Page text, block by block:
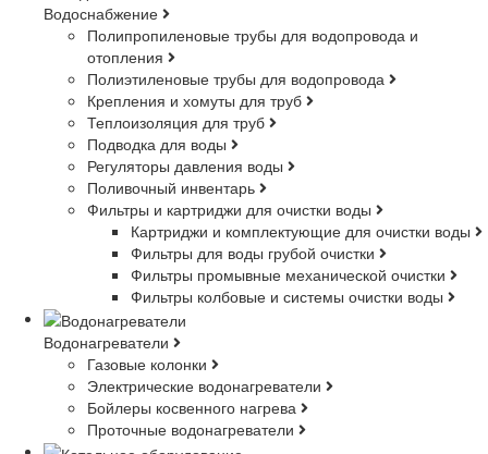
Водоснабжение
Полипропиленовые трубы для водопровода и
отопления
Полиэтиленовые трубы для водопровода
Крепления и хомуты для труб
Теплоизоляция для труб
Подводка для воды
Регуляторы давления воды
Поливочный инвентарь
Фильтры и картриджи для очистки воды
Картриджи и комплектующие для очистки воды
Фильтры для воды грубой очистки
Фильтры промывные механической очистки
Фильтры колбовые и системы очистки воды
Водонагреватели
Газовые колонки
Электрические водонагреватели
Бойлеры косвенного нагрева
Проточные водонагреватели